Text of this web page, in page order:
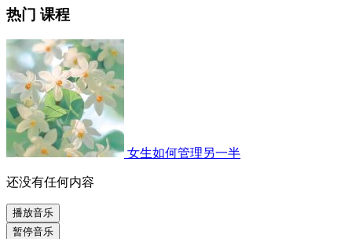
热门 课程
女生如何管理另一半
还没有任何内容
播放音乐
暂停音乐